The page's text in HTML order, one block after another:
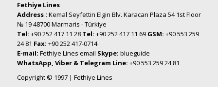
Fethiye Lines
Address : Kemal Seyfettin Elgin Blv. Karacan Plaza 54 1st Floor
№ 19 48700 Marmaris - Türkiye
Tel: +90 252 417 11 28 Tel: +90 252 417 11 69 GSM: +90 553 259
24 81 Fax: +90 252 417-0714
E-mail: Fethiye Lines email Skype: blueguide
WhatsApp, Viber & Telegram Line: +90 553 259 24 81
Copyright © 1997 | Fethiye Lines